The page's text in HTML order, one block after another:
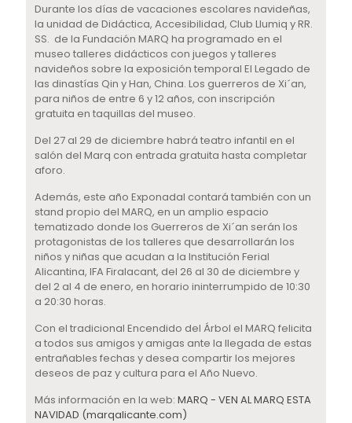
Durante los días de vacaciones escolares navideñas,
la unidad de Didáctica, Accesibilidad, Club Llumiq y RR.
SS. de la Fundación MARQ ha programado en el
museo talleres didácticos con juegos y talleres
navideños sobre la exposición temporal El Legado de
las dinastías Qin y Han, China. Los guerreros de Xi´an,
para niños de entre 6 y 12 años, con inscripción
gratuita en taquillas del museo.
Del 27 al 29 de diciembre habrá teatro infantil en el
salón del Marq con entrada gratuita hasta completar
aforo.
Además, este año Exponadal contará también con un
stand propio del MARQ, en un amplio espacio
tematizado donde los Guerreros de Xi´an serán los
protagonistas de los talleres que desarrollarán los
niños y niñas que acudan a la Institución Ferial
Alicantina, IFA Firalacant, del 26 al 30 de diciembre y
del 2 al 4 de enero, en horario ininterrumpido de 10:30
a 20:30 horas.
Con el tradicional Encendido del Árbol el MARQ felicita
a todos sus amigos y amigas ante la llegada de estas
entrañables fechas y desea compartir los mejores
deseos de paz y cultura para el Año Nuevo.
Más información en la web:MARQ - VEN AL MARQ ESTA
NAVIDAD (marqalicante.com)